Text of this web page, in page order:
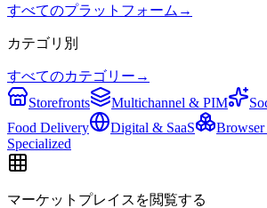
すべてのプラットフォーム →
カテゴリ別
すべてのカテゴリー →
Storefronts
Multichannel & PIM
Food Delivery
Digital & SaaS
Browser
Specialized
マーケットプレイスを閲覧する